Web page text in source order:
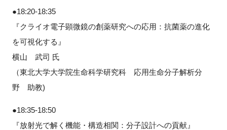
●18:20-18:35
『クライオ電子顕微鏡の創薬研究への応用：抗菌薬の進化
を可視化する』
横山 武司 氏
（東北大学大学院生命科学研究科 応用生命分子解析分
野 助教)
●18:35-18:50
『放射光で解く機能・構造相関：分子設計への貢献』